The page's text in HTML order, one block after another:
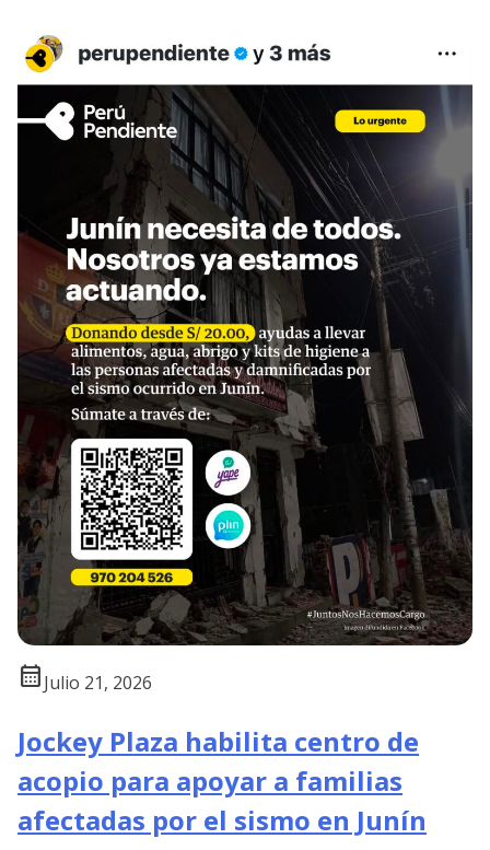
calendar_monthJulio 21, 2026
Jockey Plaza habilita centro de
acopio para apoyar a familias
afectadas por el sismo en Junín